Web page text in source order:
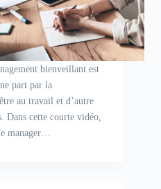
bienveillant est
part par la
au travail et d’autre
Dans cette courte vidéo,
manager…